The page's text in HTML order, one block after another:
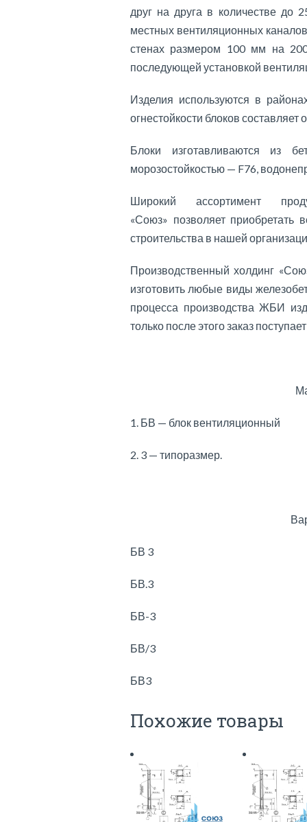
друг на друга в количестве до
местных вентиляционных
стенах размером 100 мм на
последующей установкой
Изделия используются в
огнестойкости блоков составляет
Блоки изготавливаются из
морозостойкостью — F76,
Широкий ассортимент
«Союз» позволяет приобретать
строительства в нашей
Производственный холдинг
изготовить любые виды
процесса производства ЖБИ
только после этого заказ
1. БВ — блок вентиляционный
2. 3 — типоразмер.
БВ 3
БВ.3
БВ-3
БВ/3
БВ3
Похожие товары